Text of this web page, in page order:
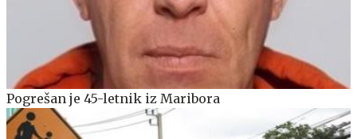
Pogrešan je 45-letnik iz Maribora